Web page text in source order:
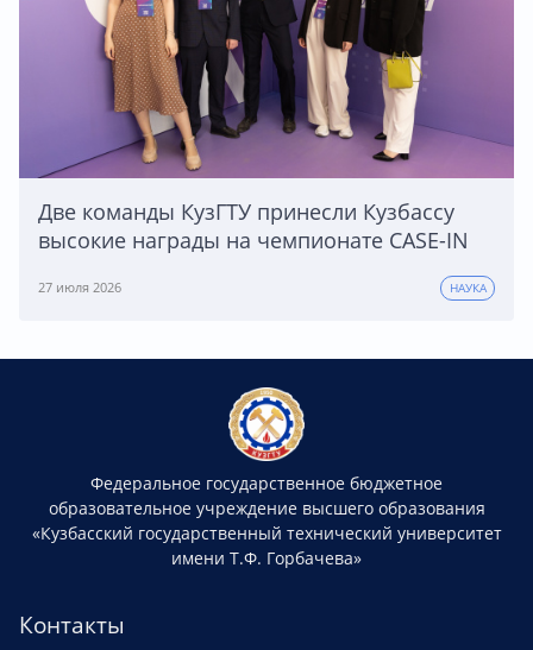
Две команды КузГТУ принесли Кузбассу
высокие награды на чемпионате CASE-IN
27 июля 2026 НАУКА
Федеральное государственное бюджетное
образовательное учреждение высшего образования
«Кузбасский государственный технический университет
имени Т.Ф. Горбачева»
Контакты